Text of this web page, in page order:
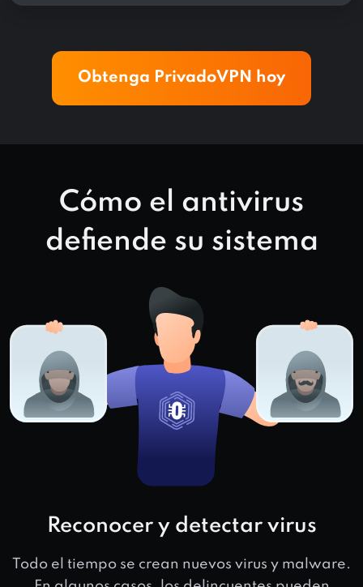
Obtenga PrivadoVPN hoy
Cómo el antivirus
defiende su sistema
Reconocer y detectar virus
Todo el tiempo se crean nuevos virus y malware.